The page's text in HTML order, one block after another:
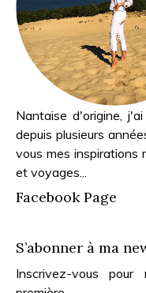
Nantaise d'origine,
depuis plusieurs
vous mes inspirations
et voyages...
Facebook Page
S’abonner à ma
Inscrivez-vous